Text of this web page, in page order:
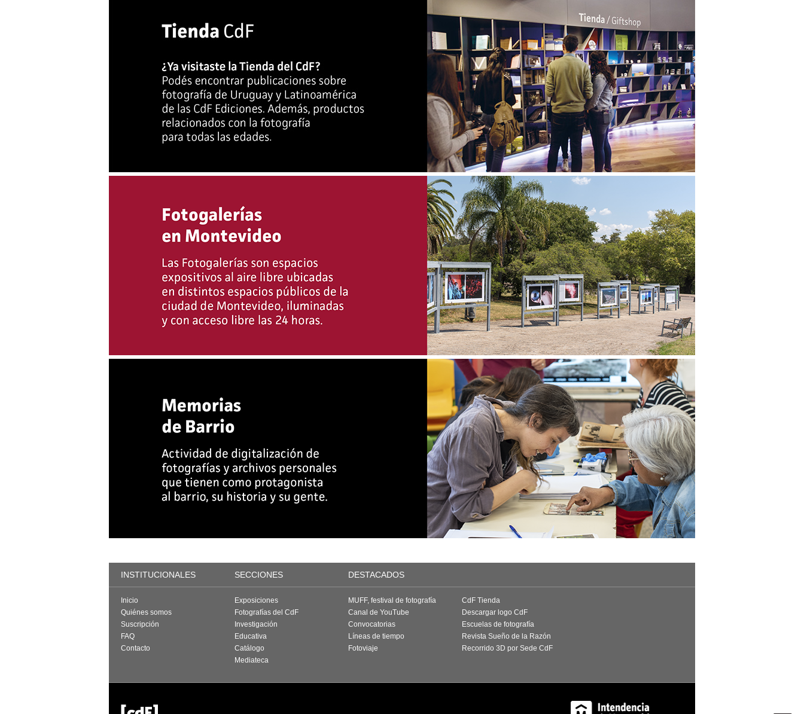
INSTITUCIONALES SECCIONES DESTACADOS
Inicio
Quiénes somos
Suscripción
FAQ
Contacto
Exposiciones
Fotografías del CdF
Investigación
Educativa
Catálogo
Mediateca
MUFF, festival de fotografía
Canal de YouTube
Convocatorias
Líneas de tiempo
Fotoviaje
CdF Tienda
Descargar logo CdF
Escuelas de fotografía
Revista Sueño de la Razón
Recorrido 3D por Sede CdF